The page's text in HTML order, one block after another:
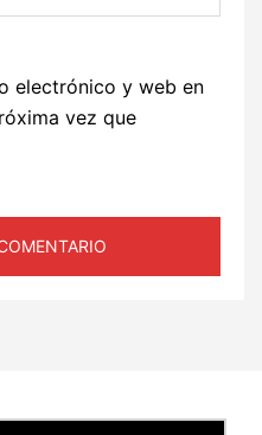
electrónico y web en
vez que